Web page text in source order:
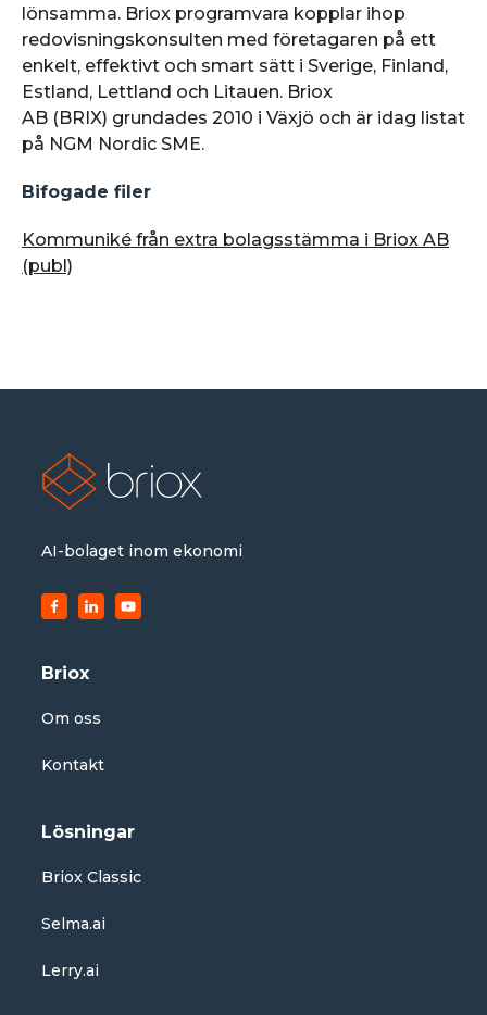
lönsamma. Briox programvara kopplar ihop
redovisningskonsulten med företagaren på ett
enkelt, effektivt och smart sätt i Sverige, Finland,
Estland, Lettland och Litauen. Briox
AB (BRIX) grundades 2010 i Växjö och är idag listat
på NGM Nordic SME.
Bifogade filer
Kommuniké från extra bolagsstämma i Briox AB
(publ)
AI-bolaget inom ekonomi
Briox
Om oss
Kontakt
Lösningar
Briox Classic
Selma.ai
Lerry.ai